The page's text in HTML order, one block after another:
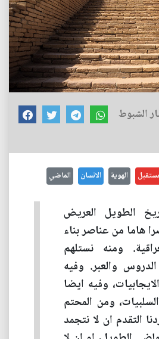
الشبوط
الهوية الانسان الماضي
الطويل العريض
هاما من عناصر بناء
ومنه نستلهم
والعبر. وفيه
وفيه ايضا
ومن المحتم
التقدم ان لا نتجمد